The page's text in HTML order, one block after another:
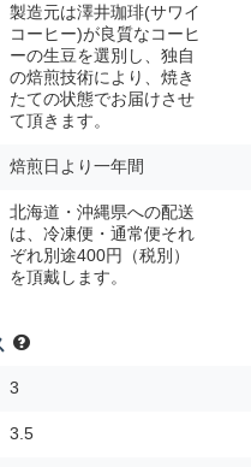
製造元は澤井珈琲(サワイ
コーヒー)が良質なコーヒ
ーの生豆を選別し、独自
の焙煎技術により、焼き
たての状態でお届けさせ
て頂きます。
焙煎日より一年間
北海道・沖縄県への配送
は、冷凍便・通常便それ
ぞれ別途400円（税別）
を頂戴します。
3
3.5